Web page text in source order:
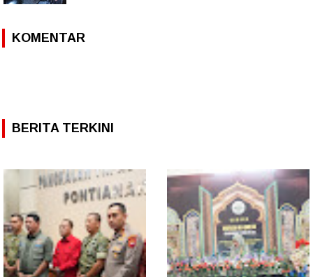
KOMENTAR
BERITA TERKINI